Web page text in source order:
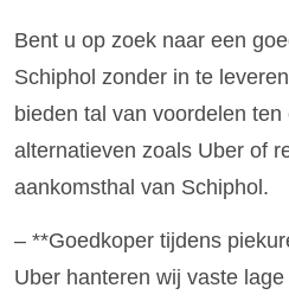
Bent u op zoek naar een
Schiphol zonder in te
bieden tal van voordelen ten
alternatieven zoals Uber of
aankomsthal van Schiphol.
– **Goedkoper tijdens
Uber hanteren wij vaste